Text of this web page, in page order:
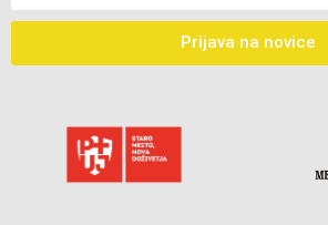
Prijava na novice